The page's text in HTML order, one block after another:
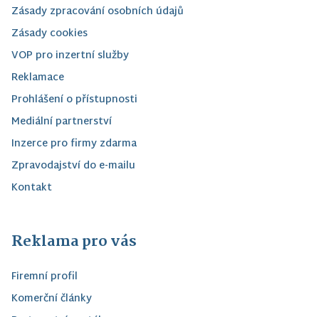
Zásady zpracování osobních údajů
Zásady cookies
VOP pro inzertní služby
Reklamace
Prohlášení o přístupnosti
Mediální partnerství
Inzerce pro firmy zdarma
Zpravodajství do e-mailu
Kontakt
Reklama pro vás
Firemní profil
Komerční články